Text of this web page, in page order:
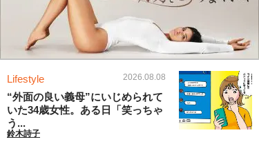
Lifestyle 2026.08.08
“外面の良い義母”にいじめられて
いた34歳女性。ある日「笑っちゃ
う...
鈴木詩子